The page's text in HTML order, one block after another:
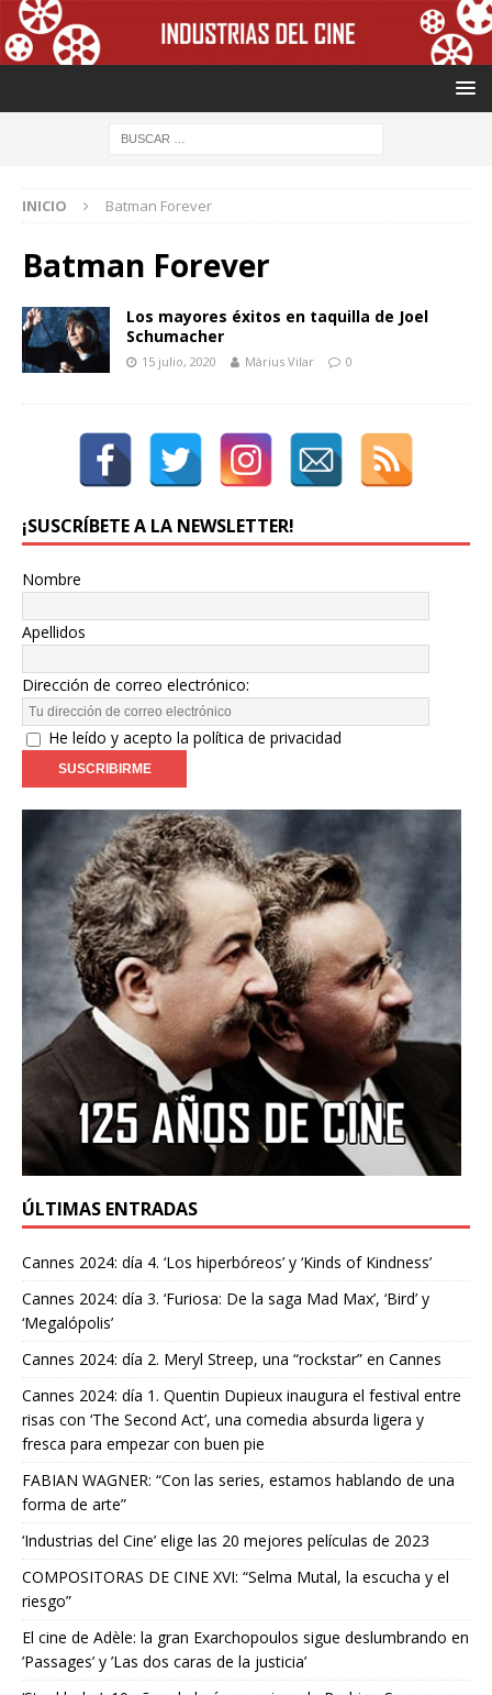
INICIO Batman Forever
Batman Forever
Los mayores éxitos en taquilla de Joel
Schumacher
15 julio, 2020 Màrius Vilar 0
¡SUSCRÍBETE A LA NEWSLETTER!
Nombre
Apellidos
Dirección de correo electrónico:
He leído y acepto la política de privacidad
ÚLTIMAS ENTRADAS
Cannes 2024: día 4. ‘Los hiperbóreos’ y ‘Kinds of Kindness’
Cannes 2024: día 3. ‘Furiosa: De la saga Mad Max’, ‘Bird’ y
‘Megalópolis’
Cannes 2024: día 2. Meryl Streep, una “rockstar” en Cannes
Cannes 2024: día 1. Quentin Dupieux inaugura el festival entre
risas con ‘The Second Act’, una comedia absurda ligera y
fresca para empezar con buen pie
FABIAN WAGNER: “Con las series, estamos hablando de una
forma de arte”
‘Industrias del Cine’ elige las 20 mejores películas de 2023
COMPOSITORAS DE CINE XVI: “Selma Mutal, la escucha y el
riesgo”
El cine de Adèle: la gran Exarchopoulos sigue deslumbrando en
’Passages’ y ’Las dos caras de la justicia’